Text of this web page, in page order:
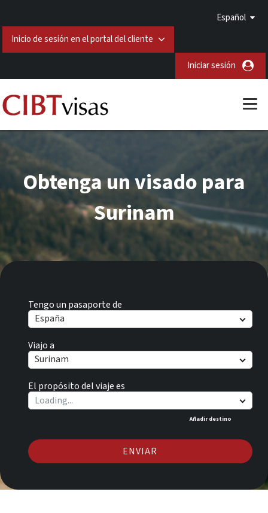
Español
Inicio de sesión en el portal del cliente
Iniciar sesión
Tengo un pasaporte de
España
Viajo a
Surinam
El propósito del viaje es
Añadir destino
ENVIAR
Obtenga un visado para
Surinam